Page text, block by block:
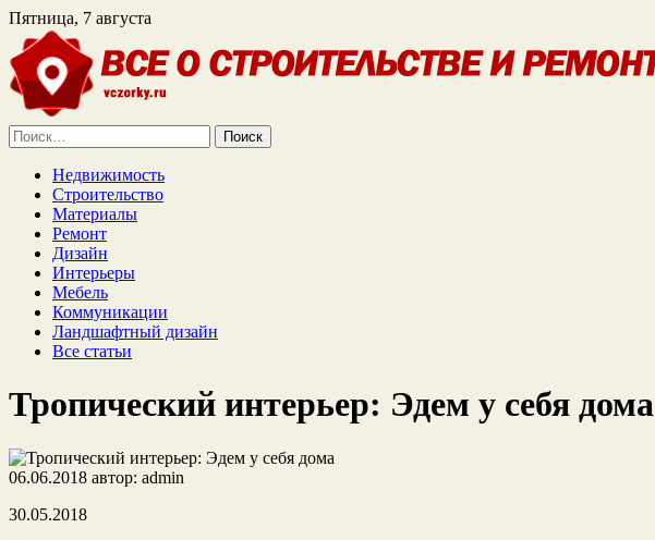
Пятница, 7 августа
Найти:
Недвижимость
Строительство
Материалы
Ремонт
Дизайн
Интерьеры
Мебель
Коммуникации
Ландшафтный дизайн
Все статьи
Тропический интерьер: Эдем у себя дома
06.06.2018 автор: admin
30.05.2018